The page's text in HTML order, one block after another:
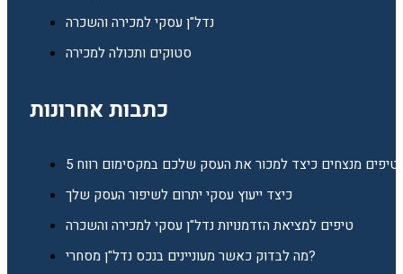
נדל"ן עסקי למכירה והשכרה
סטוקים ותכולה למכירה
כתבות אחרונות
5 טיפים מנצחים כיצד למכור את העסק שלכם במקסימום רווח
כיצד ייעוץ עסקי יתרום לשיפור העסק שלך
טיפים למציאת הזדמנויות נדל"ן עסקי למכירה והשכרה
מה לבדוק כאשר מעוניינים בנכס נדל"ן מסחרי?